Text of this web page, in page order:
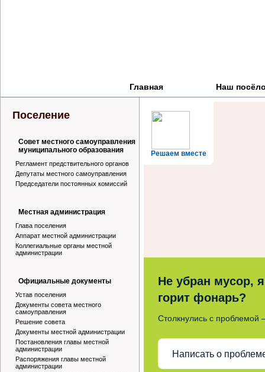
Главная Наш
Поселение
Совет местного самоуправления
муниципального образования
Регламент предствительного органов
Депутаты местного самоуправления
Председатели постоянных комиссий
Местная администрация
Глава поселения
Аппарат местной администрации
Коллегиальные органы местной
администрации
Официальные документы
Устав поселения
Документы совета местного
самоуправления
Решение совета
Документы местной администрации
Постановления главы местной
администрации
Распоряжения главы местной
администрации
Решаем вместе
Не убран мусор,
горит фонарь?
Столкнулись с
Написать о